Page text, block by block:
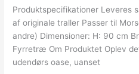
Produktspecifikationer Leveres
af originale traller Passer til
andre) Dimensioner: H: 90 cm
Fyrretræ Om Produktet Oplev
udendørs oase, uanset